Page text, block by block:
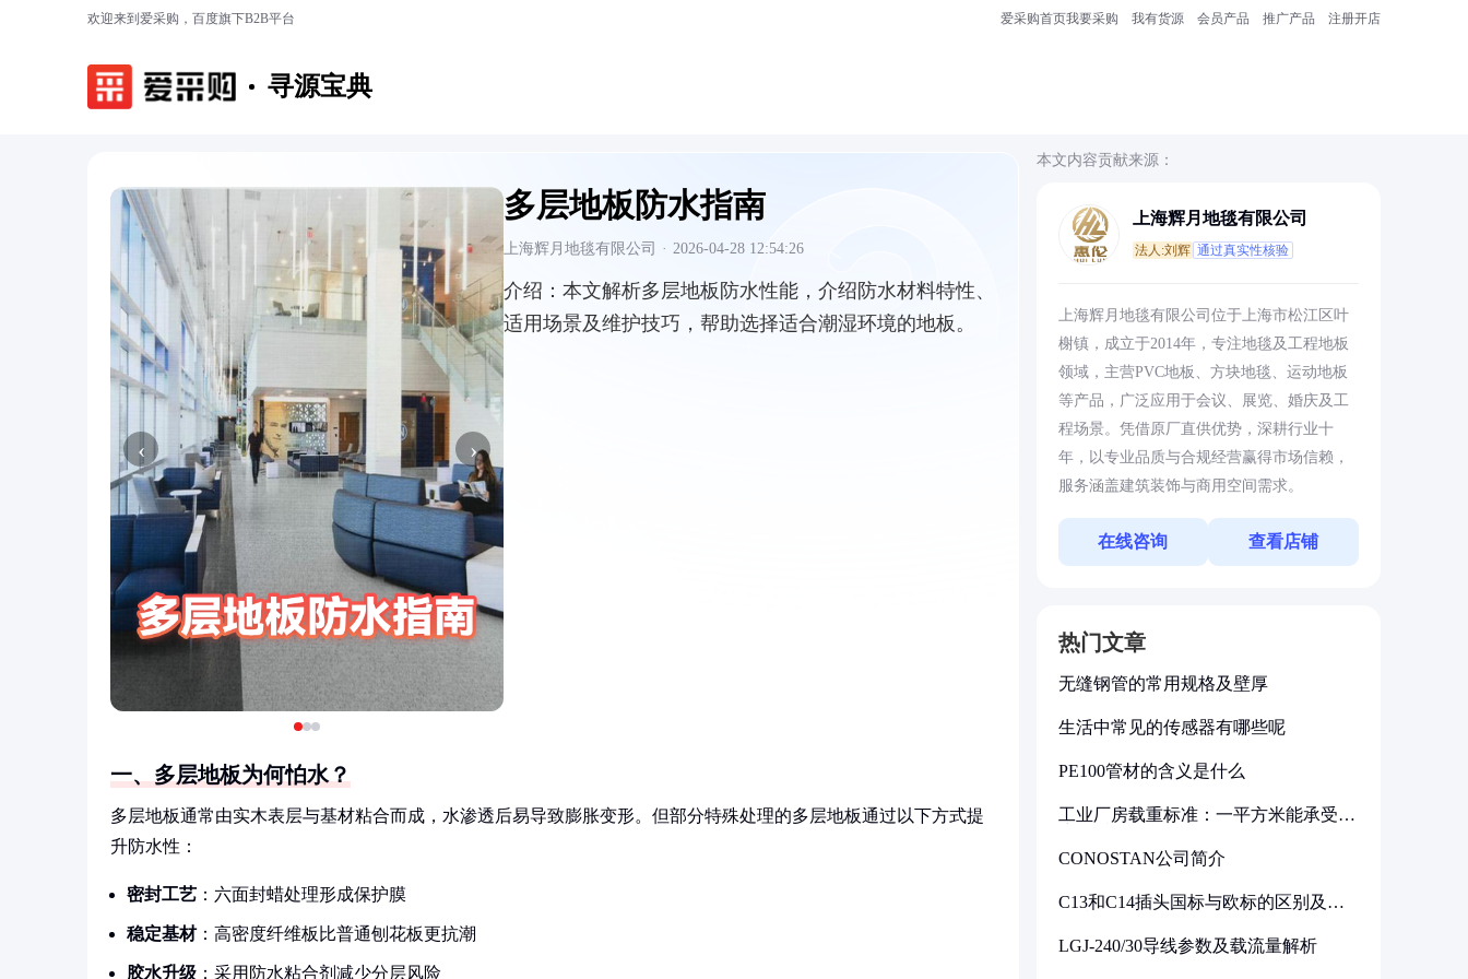
欢迎来到爱采购，百度旗下B2B平台 爱采购首页我要采购 我有货源 会员产品 推广产品 注册开店
寻源宝典
‹ ›
多层地板防水指南
上海辉月地毯有限公司 · 2026-04-28 12:54:26
介绍： 本文解析多层地板防水性能，介绍防水材料特性、
适用场景及维护技巧，帮助选择适合潮湿环境的地板。
一、多层地板为何怕水？
多层地板通常由实木表层与基材粘合而成，水渗透后易导致膨胀变形。但部分特殊处理的多层地板通过以下方式提
升防水性：
密封工艺 ：六面封蜡处理形成保护膜
稳定基材：高密度纤维板比普通刨花板更抗潮
胶水升级 ：采用防水粘合剂减少分层风险
本文内容贡献来源：
上海辉月地毯有限公司
法人:刘辉 通过真实性核验
上海辉月地毯有限公司位于上海市松江区叶
榭镇，成立于2014年，专注地毯及工程地板
领域，主营PVC地板、方块地毯、运动地板
等产品，广泛应用于会议、展览、婚庆及工
程场景。凭借原厂直供优势，深耕行业十
年，以专业品质与合规经营赢得市场信赖，
服务涵盖建筑装饰与商用空间需求。
在线咨询 查看店铺
热门文章
无缝钢管的常用规格及壁厚
生活中常见的传感器有哪些呢
PE100管材的含义是什么
工业厂房载重标准：一平方米能承受多
CONOSTAN公司简介
C13和C14插头国标与欧标的区别及其
LGJ-240/30导线参数及载流量解析